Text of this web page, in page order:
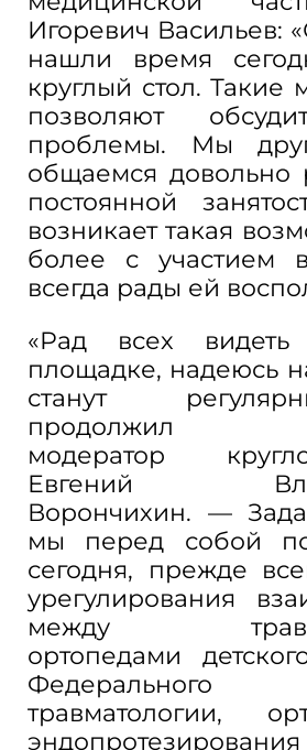
Игоревич Васильев:
нашли время
круглый стол. Такие
позволяют
проблемы. Мы
общаемся довольно
постоянной
возникает такая
более с участием
всегда рады ей
«Рад всех
площадке, надеюсь
станут
продолжил
модератор
Евгений
Ворончихин. —
мы перед собой
сегодня, прежде
урегулирования
между
ортопедами
травматологии,